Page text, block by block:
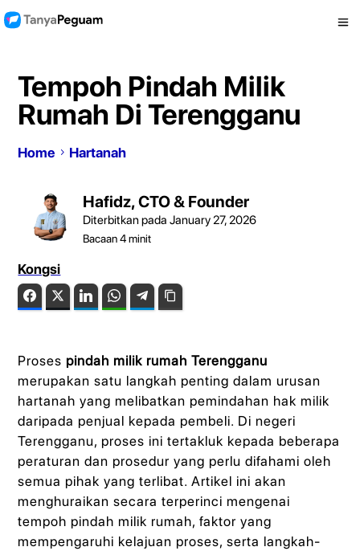
Tempoh Pindah Milik
Rumah Di Terengganu
Home Hartanah
Hafidz, CTO & Founder
Diterbitkan pada January 27, 2026
Bacaan4minit
Kongsi
FacebookTwitter LinkedIn WhatsAppTelegram
Proses pindah milik rumah Terengganu
merupakan satu langkah penting dalam urusan
hartanah yang melibatkan pemindahan hak milik
daripada penjual kepada pembeli. Di negeri
Terengganu, proses ini tertakluk kepada beberapa
peraturan dan prosedur yang perlu difahami oleh
semua pihak yang terlibat. Artikel ini akan
menghuraikan secara terperinci mengenai
tempoh pindah milik rumah, faktor yang
mempengaruhi kelajuan proses, serta langkah-